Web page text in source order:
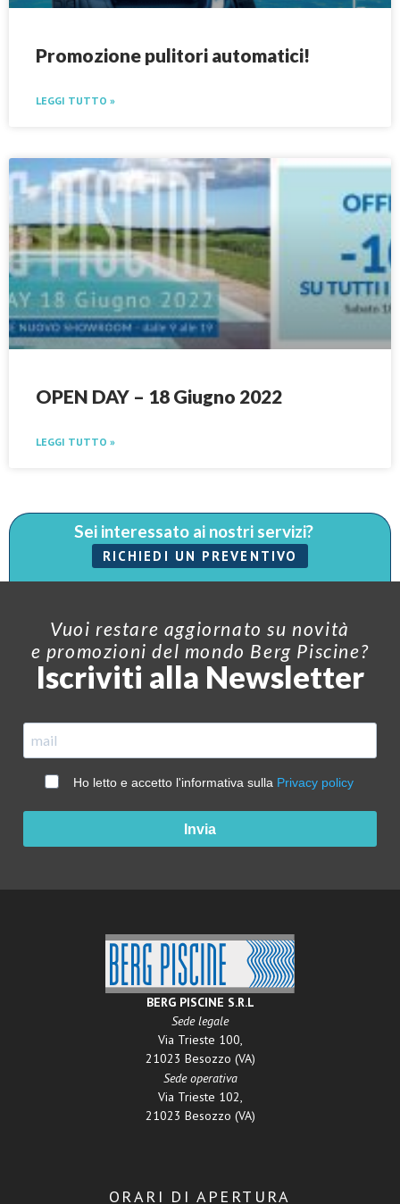
Promozione pulitori automatici!
LEGGI TUTTO »
OPEN DAY – 18 Giugno 2022
LEGGI TUTTO »
Sei interessato ai nostri servizi?
RICHIEDI UN PREVENTIVO
Vuoi restare aggiornato su novità
e promozioni del mondo Berg Piscine?
Iscriviti alla Newsletter
Ho letto e accetto l'informativa sulla Privacy policy
Invia
BERG PISCINE S.R.L
Sede legale
Via Trieste 100,
21023 Besozzo (VA)
Sede operativa
Via Trieste 102,
21023 Besozzo (VA)
ORARI DI APERTURA